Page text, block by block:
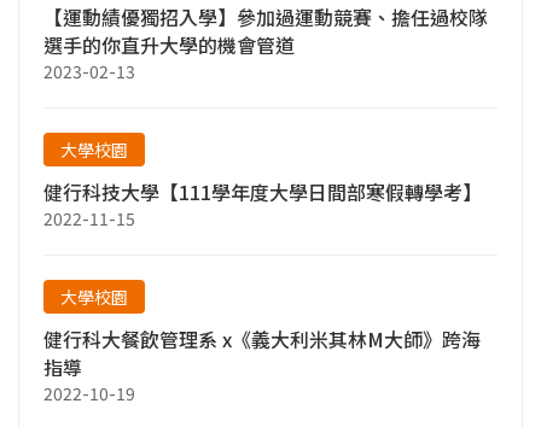
【運動績優獨招入學】參加過運動競賽、擔任過校隊
選手的你直升大學的機會管道
2023-02-13
大學校園
健行科技大學【111學年度大學日間部寒假轉學考】
2022-11-15
大學校園
健行科大餐飲管理系 x《義大利米其林M大師》跨海
指導
2022-10-19